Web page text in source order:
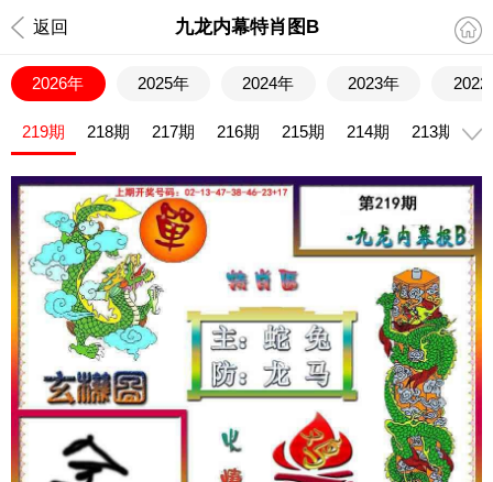
返回 九龙内幕特肖图B
2026年 2025年 2024年 2023年 2022
219期 218期 217期 216期 215期 214期 213期